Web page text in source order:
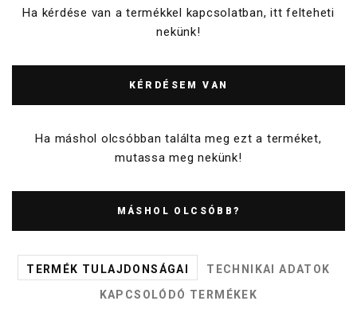
Ha kérdése van a termékkel kapcsolatban, itt felteheti
nekünk!
KÉRDÉSEM VAN
Ha máshol olcsóbban találta meg ezt a terméket,
mutassa meg nekünk!
MÁSHOL OLCSÓBB?
TERMÉK TULAJDONSÁGAI
TECHNIKAI ADATOK
KAPCSOLÓDÓ TERMÉKEK